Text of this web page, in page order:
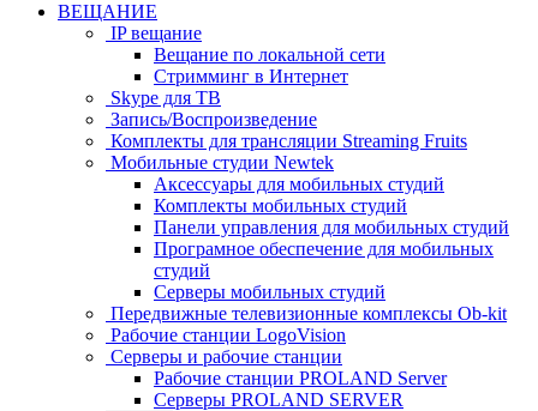
ВЕЩАНИЕ
IP вещание
Вещание по локальной сети
Стримминг в Интернет
Skype для ТВ
Запись/Воспроизведение
Комплекты для трансляции Streaming Fruits
Мобильные студии Newtek
Аксессуары для мобильных студий
Комплекты мобильных студий
Панели управления для мобильных студий
Програмное обеспечение для мобильных
студий
Серверы мобильных студий
Передвижные телевизионные комплексы Ob-kit
Рабочие станции LogoVision
Серверы и рабочие станции
Рабочие станции PROLAND Server
Серверы PROLAND SERVER